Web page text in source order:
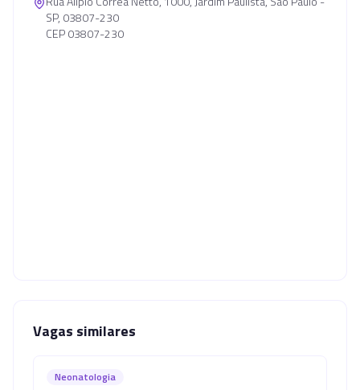
SP, 03807-230
CEP 03807-230
Vagas similares
Neonatologia